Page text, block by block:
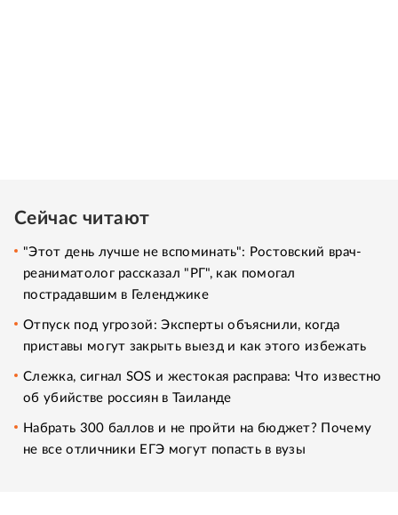
Сейчас читают
"Этот день лучше не вспоминать": Ростовский врач-
реаниматолог рассказал "РГ", как помогал
пострадавшим в Геленджике
Отпуск под угрозой: Эксперты объяснили, когда
приставы могут закрыть выезд и как этого избежать
Слежка, сигнал SOS и жестокая расправа: Что известно
об убийстве россиян в Таиланде
Набрать 300 баллов и не пройти на бюджет? Почему
не все отличники ЕГЭ могут попасть в вузы